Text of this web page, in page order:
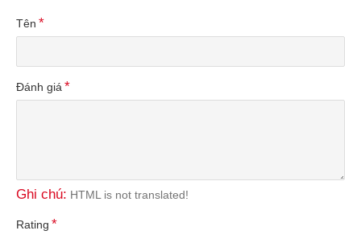
Tên
Đánh giá
Ghi chú: HTML is not translated!
Rating